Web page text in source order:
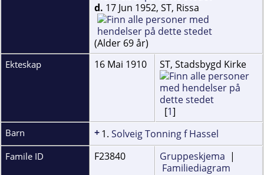
d. 17 Jun 1952, ST, Rissa
(Alder 69 år)
Ekteskap 16 Mai 1910 ST, Stadsbygd Kirke
[1]
Barn +1. Solveig Tonning f Hassel
Famile ID F23840 Gruppeskjema |
Familiediagram